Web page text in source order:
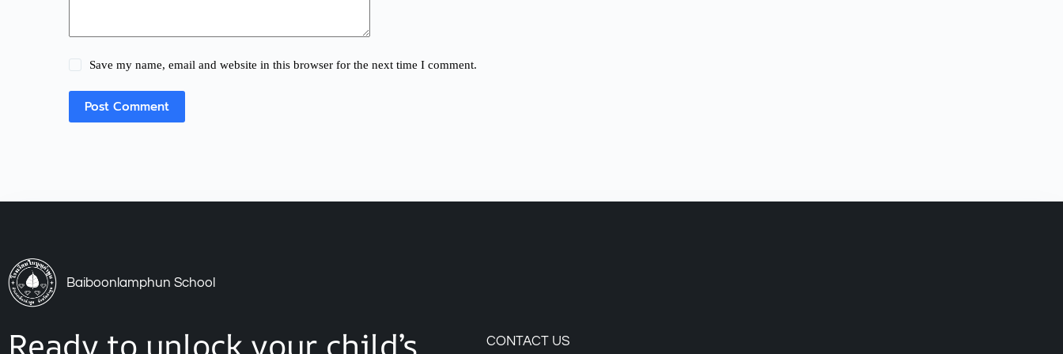
Save my name, email and website in this browser for the next time I comment.
Post Comment
Baiboonlamphun School
Ready to unlock your child’s CONTACT US